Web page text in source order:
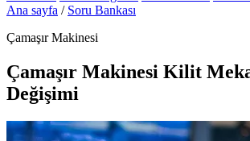
Ana sayfa / Soru Bankası
Çamaşır Makinesi
Çamaşır Makinesi Kilit
Değişimi